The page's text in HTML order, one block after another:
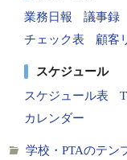
業務日報
議事録
チェック表
顧客
スケジュール
スケジュール表
カレンダー
学校・PTAのテン